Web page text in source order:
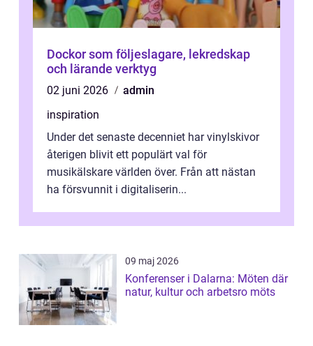
Dockor som följeslagare, lekredskap
och lärande verktyg
02 juni 2026
admin
inspiration
Under det senaste decenniet har vinylskivor
återigen blivit ett populärt val för
musikälskare världen över. Från att nästan
ha försvunnit i digitaliserin...
09 maj 2026
Konferenser i Dalarna: Möten där
natur, kultur och arbetsro möts